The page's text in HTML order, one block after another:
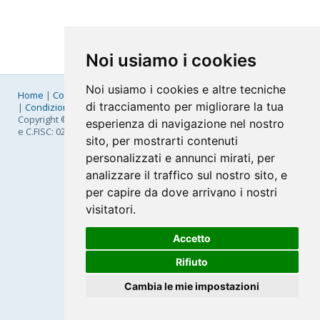
Noi usiamo i cookies
Noi usiamo i cookies e altre tecniche
di tracciamento per migliorare la tua
esperienza di navigazione nel nostro
sito, per mostrarti contenuti
personalizzati e annunci mirati, per
analizzare il traffico sul nostro sito, e
per capire da dove arrivano i nostri
visitatori.
Accetto
Rifiuto
Cambia le mie impostazioni
Home | Company|Listino Prezzi|Pagamenti|SLA |Privacy
| Condizioni Generali|Fatturazione Elettronica |Mappa
Copyright © 2026 FastNom Planetel S.p.A. - Divisione .Cloud - P.IVA
e C.FISC: 02831630161